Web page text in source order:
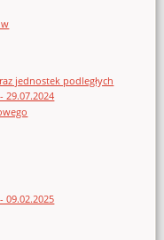
jednostek podległych
29.07.2024
09.02.2025